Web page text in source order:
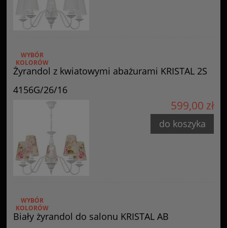
Żyrandol z kwiatowymi abażurami KRISTAL 2S
4156G/26/16
WYBÓR
KOLORÓW
599,00 zł
do koszyka
Biały żyrandol do salonu KRISTAL AB
WYBÓR
KOLORÓW